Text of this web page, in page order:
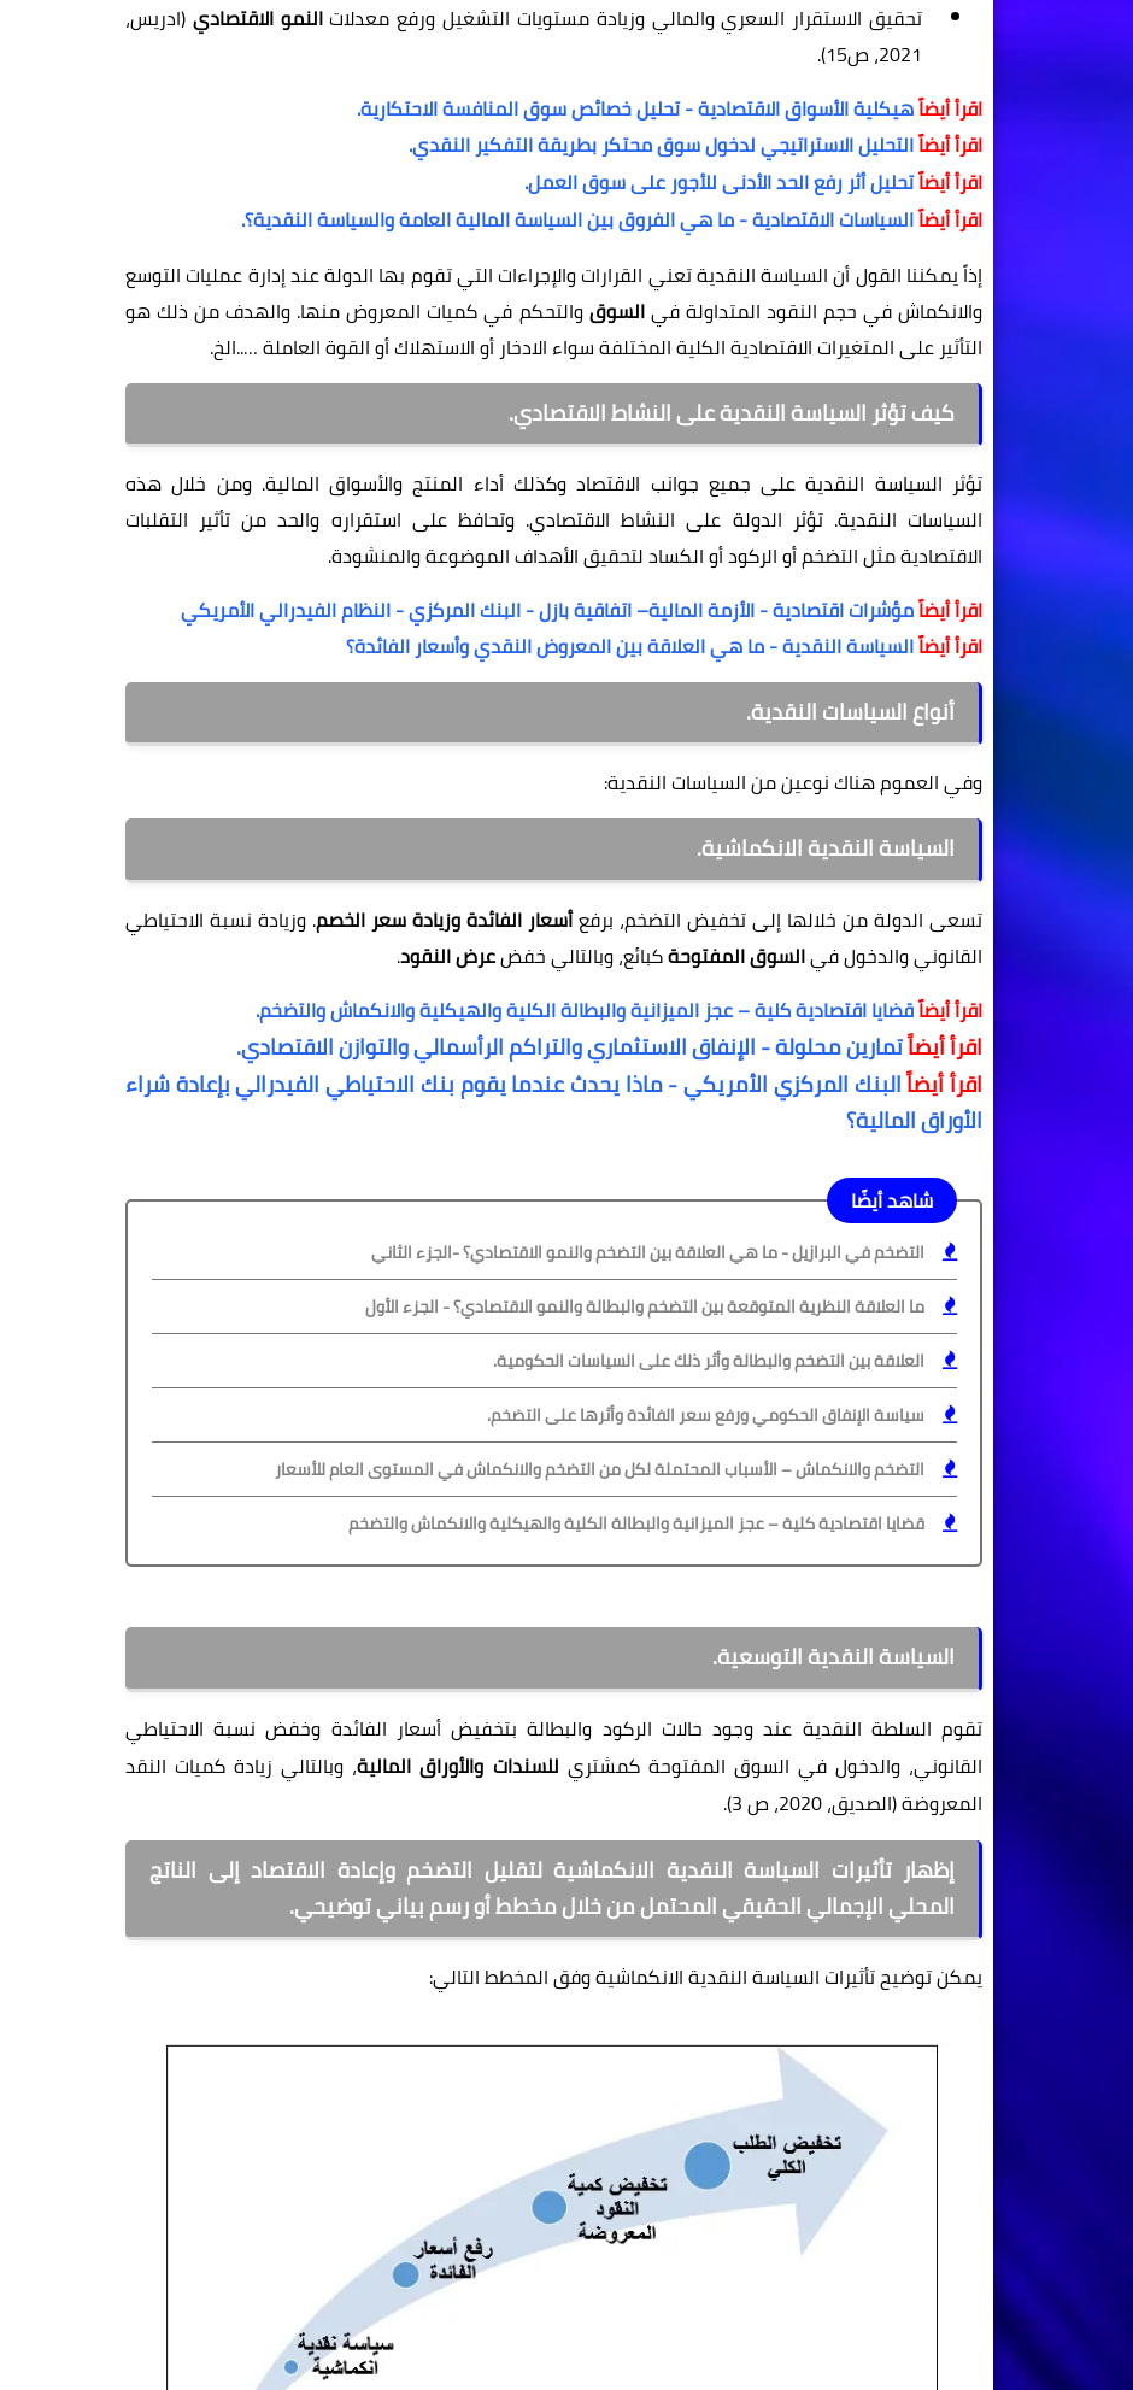
تحقيق الاستقرار السعري والمالي وزيادة مستويات التشغيل ورفع معدلاتالنمو الاقتصادي (ادريس،
2021، ص15).
اقرأ أيضاًهيكلية الأسواق الاقتصادية - تحليل خصائص سوق المنافسة الاحتكارية.
اقرأ أيضاًالتحليل الاستراتيجي لدخول سوق محتكر بطريقة التفكير النقدي.
اقرأ أيضاًتحليل أثر رفع الحد الأدنى للأجور على سوق العمل.
اقرأ أيضاًالسياسات الاقتصادية - ما هي الفروق بين السياسة المالية العامة والسياسة النقدية؟.
إذاً يمكننا القول أن السياسة النقدية تعني القرارات والإجراءات التي تقوم بها الدولة عند إدارة عمليات التوسع
والانكماش في حجم النقود المتداولة فيالسوقوالتحكم في كميات المعروض منها. والهدف من ذلك هو
التأثير على المتغيرات الاقتصادية الكلية المختلفة سواء الادخار أو الاستهلاك أو القوة العاملة …..الخ.
كيف تؤثر السياسة النقدية على النشاط الاقتصادي.
تؤثر السياسة النقدية على جميع جوانب الاقتصاد وكذلك أداء المنتج والأسواق المالية. ومن خلال هذه
السياسات النقدية. تؤثر الدولة على النشاط الاقتصادي. وتحافظ على استقراره والحد من تأثير التقلبات
الاقتصادية مثل التضخم أو الركود أو الكساد لتحقيق الأهداف الموضوعة والمنشودة.
اقرأ أيضاًمؤشرات اقتصادية - الأزمة المالية– اتفاقية بازل - البنك المركزي - النظام الفيدرالي الأمريكي
اقرأ أيضاًالسياسة النقدية - ما هي العلاقة بين المعروض النقدي وأسعار الفائدة؟
أنواع السياسات النقدية.
وفي العموم هناك نوعين من السياسات النقدية:
السياسة النقدية الانكماشية.
تسعى الدولة من خلالها إلى تخفيض التضخم، برفعأسعار الفائدة وزيادة سعر الخصم. وزيادة نسبة الاحتياطي
القانوني والدخول فيالسوق المفتوحةكبائع، وبالتالي خفضعرض النقود.
اقرأ أيضاًقضايا اقتصادية كلية – عجز الميزانية والبطالة الكلية والهيكلية والانكماش والتضخم.
اقرأ أيضاًتمارين محلولة - الإنفاق الاستثماري والتراكم الرأسمالي والتوازن الاقتصادي.
اقرأ أيضاًالبنك المركزي الأمريكي - ماذا يحدث عندما يقوم بنك الاحتياطي الفيدرالي بإعادة شراء
الأوراق المالية؟
شاهد أيضًا
التضخم في البرازيل - ما هي العلاقة بين التضخم والنمو الاقتصادي؟ -الجزء الثاني
ما العلاقة النظرية المتوقعة بين التضخم والبطالة والنمو الاقتصادي؟ - الجزء الأول
العلاقة بين التضخم والبطالة وأثر ذلك على السياسات الحكومية.
سياسة الإنفاق الحكومي ورفع سعر الفائدة وأثرها على التضخم.
التضخم والانكماش – الأسباب المحتملة لكل من التضخم والانكماش في المستوى العام للأسعار
قضايا اقتصادية كلية – عجز الميزانية والبطالة الكلية والهيكلية والانكماش والتضخم
السياسة النقدية التوسعية.
تقوم السلطة النقدية عند وجود حالات الركود والبطالة بتخفيض أسعار الفائدة وخفض نسبة الاحتياطي
القانوني، والدخول في السوق المفتوحة كمشتري للسندات والأوراق المالية، وبالتالي زيادة كميات النقد
المعروضة (الصديق، 2020، ص 3).
إظهار تأثيرات السياسة النقدية الانكماشية لتقليل التضخم وإعادة الاقتصاد إلى الناتج
المحلي الإجمالي الحقيقي المحتمل من خلال مخطط أو رسم بياني توضيحي.
يمكن توضيح تأثيرات السياسة النقدية الانكماشية وفق المخطط التالي: